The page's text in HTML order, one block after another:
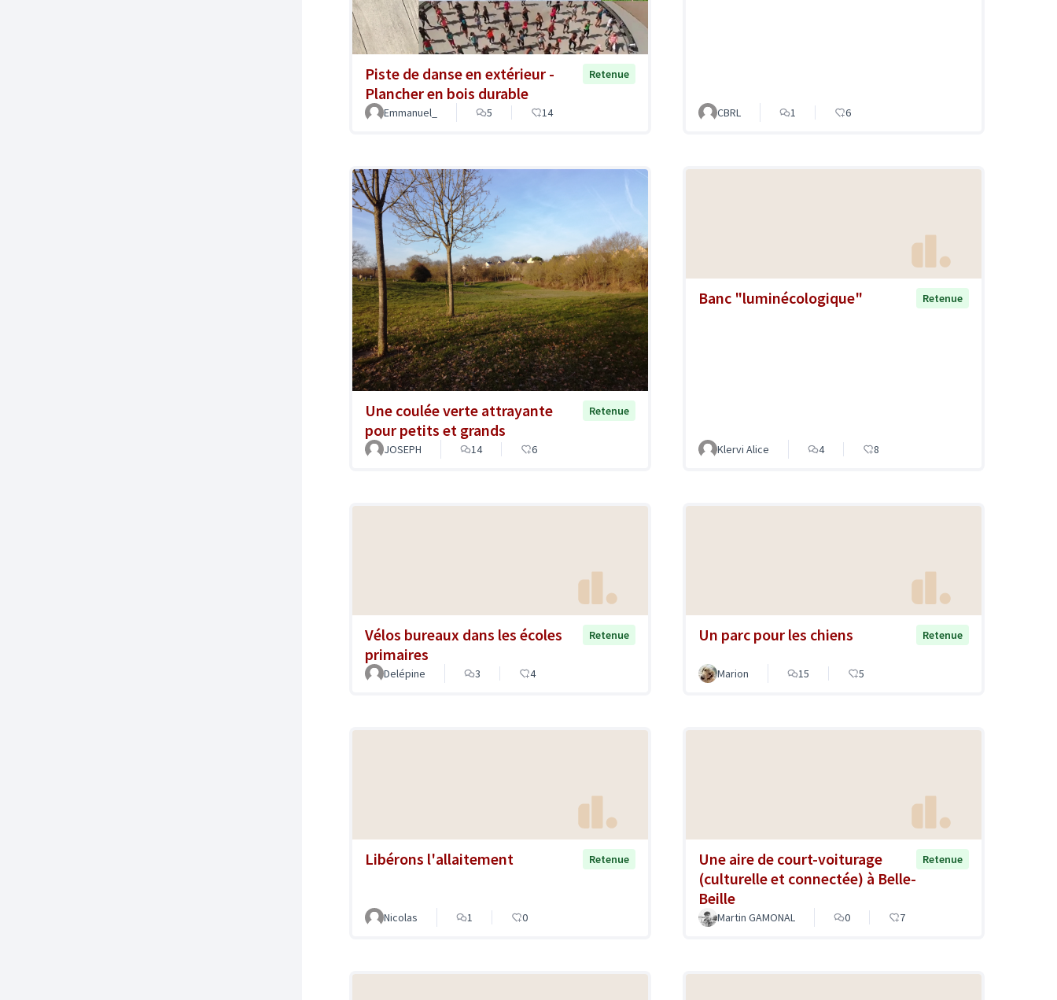
Piste de danse en extérieur -
Plancher en bois durable
Retenue
Emmanuel_ 5 14 CBRL 1 6
Une coulée verte attrayante
pour petits et grands
Retenue
JOSEPH 14 6
Banc "luminécologique" Retenue
Klervi Alice 4 8
Vélos bureaux dans les écoles
primaires
Retenue
Delépine 3 4
Un parc pour les chiens Retenue
Marion 15 5
Libérons l'allaitement Retenue
Nicolas 1 0
Une aire de court-voiturage
(culturelle et connectée) à Belle-
Beille
Retenue
Martin GAMONAL 0 7